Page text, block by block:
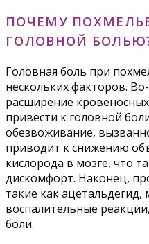
ПОЧЕМУ
ГОЛОВНОЙ
Головная боль при
нескольких факторов.
расширение
привести к головной
обезвоживание,
приводит к снижению
кислорода в мозге, что
дискомфорт. Наконец,
такие как ацетальдегид,
воспалительные
боли.